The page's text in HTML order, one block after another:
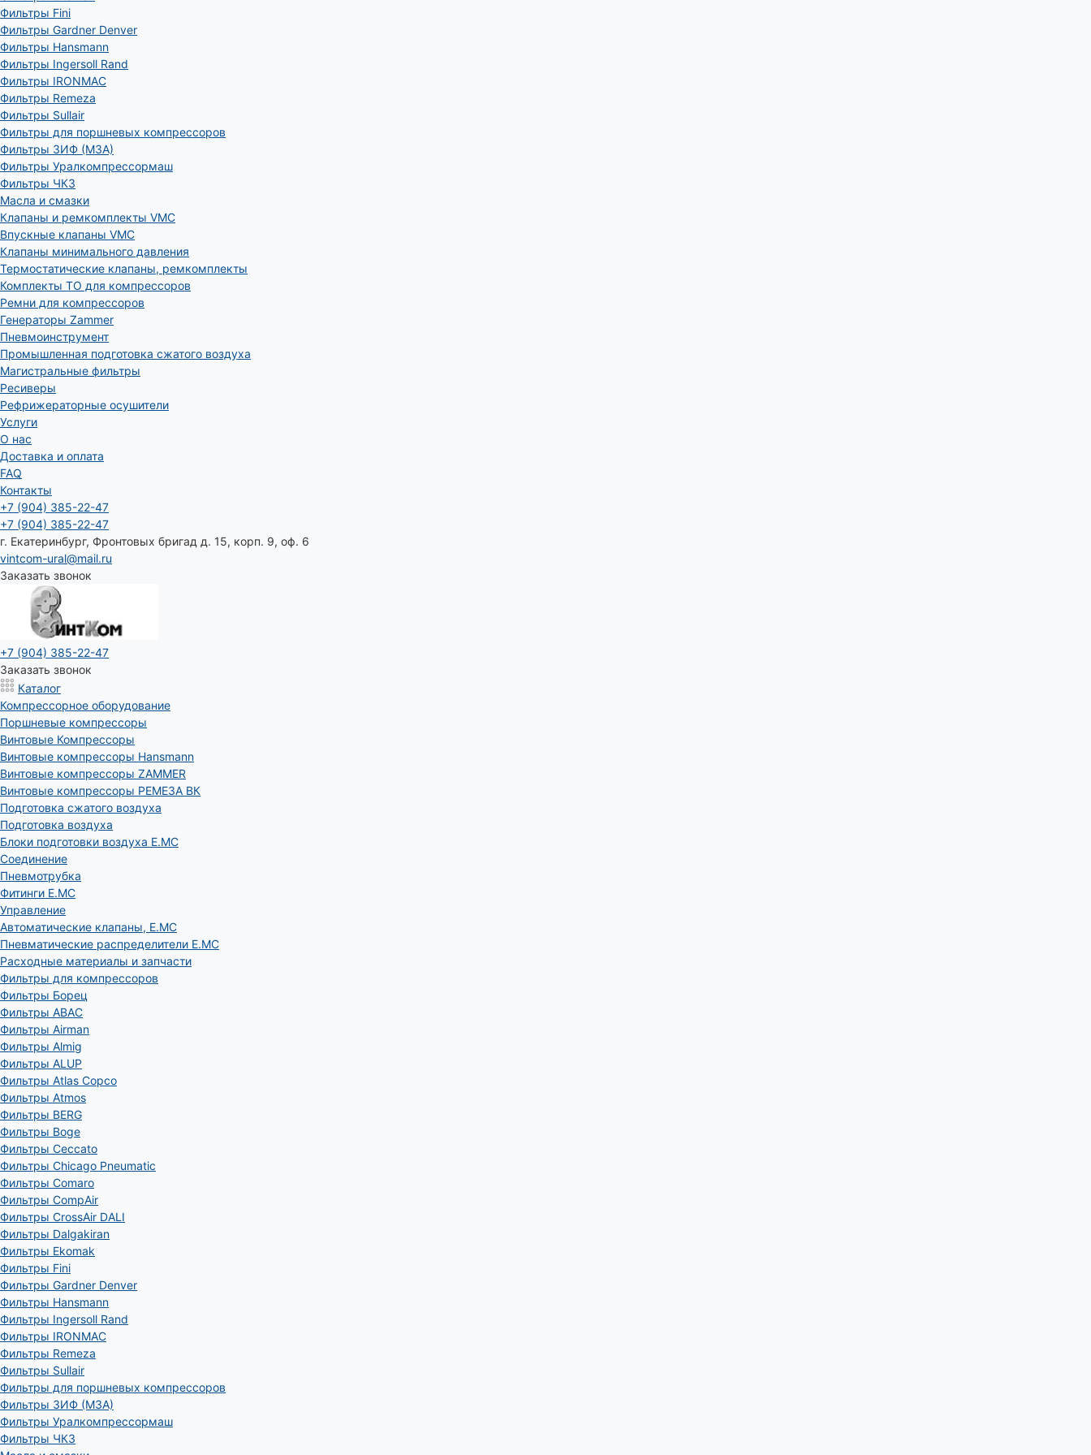
Фильтры Fini
Фильтры Gardner Denver
Фильтры Hansmann
Фильтры Ingersoll Rand
Фильтры IRONMAC
Фильтры Remeza
Фильтры Sullair
Фильтры для поршневых компрессоров
Фильтры ЗИФ (МЗА)
Фильтры Уралкомпрессормаш
Фильтры ЧКЗ
Масла и смазки
Клапаны и ремкомплекты VMC
Впускные клапаны VMC
Клапаны минимального давления
Термостатические клапаны, ремкомплекты
Комплекты ТО для компрессоров
Ремни для компрессоров
Генераторы Zammer
Пневмоинструмент
Промышленная подготовка сжатого воздуха
Магистральные фильтры
Ресиверы
Рефрижераторные осушители
Услуги
О нас
Доставка и оплата
FAQ
Контакты
+7 (904) 385-22-47
+7 (904) 385-22-47
г. Екатеринбург, Фронтовых бригад д. 15, корп. 9, оф. 6
vintcom-ural@mail.ru
Заказать звонок
+7 (904) 385-22-47
Заказать звонок
Каталог
Компрессорное оборудование
Поршневые компрессоры
Винтовые Компрессоры
Винтовые компрессоры Hansmann
Винтовые компрессоры ZAMMER
Винтовые компрессоры РЕМЕЗА ВК
Подготовка сжатого воздуха
Подготовка воздуха
Блоки подготовки воздуха E.MC
Соединение
Пневмотрубка
Фитинги E.MC
Управление
Автоматические клапаны, Е.МС
Пневматические распределители E.MC
Расходные материалы и запчасти
Фильтры для компрессоров
Фильтры Борец
Фильтры ABAC
Фильтры Airman
Фильтры Almig
Фильтры ALUP
Фильтры Atlas Copco
Фильтры Atmos
Фильтры BERG
Фильтры Boge
Фильтры Ceccato
Фильтры Chicago Pneumatic
Фильтры Comaro
Фильтры CompAir
Фильтры CrossAir DALI
Фильтры Dalgakiran
Фильтры Ekomak
Фильтры Fini
Фильтры Gardner Denver
Фильтры Hansmann
Фильтры Ingersoll Rand
Фильтры IRONMAC
Фильтры Remeza
Фильтры Sullair
Фильтры для поршневых компрессоров
Фильтры ЗИФ (МЗА)
Фильтры Уралкомпрессормаш
Фильтры ЧКЗ